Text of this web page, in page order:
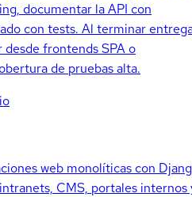
documentar la API con
con tests. Al terminar
desde frontends SPA o
de pruebas alta.
web monolíticas con
CMS, portales internos